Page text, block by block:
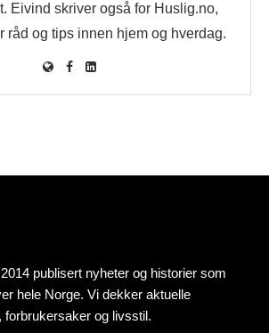
Eivind skriver også for Huslig.no,
råd og tips innen hjem og hverdag.
publisert nyheter og historier som
hele Norge. Vi dekker aktuelle
forbrukersaker og livsstil.